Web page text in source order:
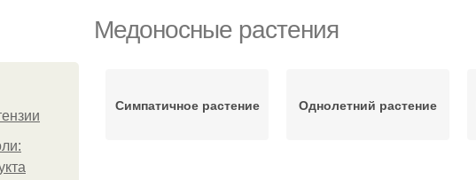
Медоносные растения
Симпатичное растение Однолетний растение